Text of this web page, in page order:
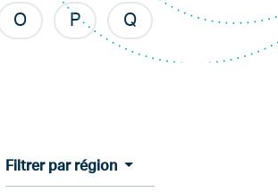
O P Q
Filtrer par région